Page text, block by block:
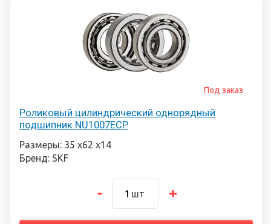
Роликовый цилиндрический однорядный
подшипник NU1007ECP
Под заказ
Размеры: 35 х62 х14
Бренд: SKF
шт